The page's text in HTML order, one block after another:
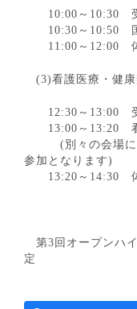
10:00～10:30
10:30～10:50 国
11:00～12:00 体
(3)看護医療・健康
12:30～13:00
13:00～13:20 看
(別々の会場にな
参加となります)
13:20～14:30 体
第3回オープンハ
定